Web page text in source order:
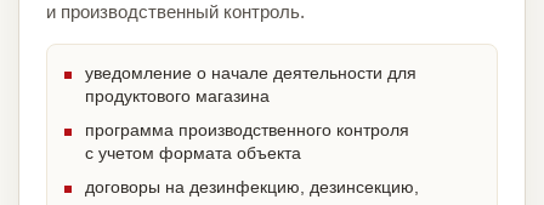
и производственный контроль.
уведомление о начале деятельности для
продуктового магазина
программа производственного контроля
с учетом формата объекта
договоры на дезинфекцию, дезинсекцию,